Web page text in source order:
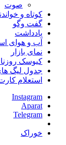
صوت
کوتاه و خواندنی
گفت وگو
یادداشت
آب و هوای
نمای بازار
کیوسک روزنامه
جدول لیگ های
استعلام کارت
Instagram
Aparat
Telegram
خوراک